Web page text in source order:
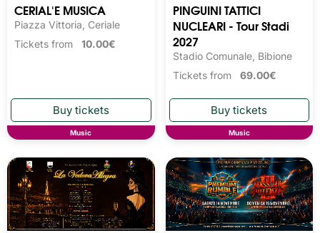
CERIAL'E MUSICA
Piazza Vittoria, Ceriale
Tickets from 10.00€
Music
PINGUINI TATTICI
NUCLEARI - Tour Stadi
2027
Stadio Comunale, Bibione
Tickets from 69.00€
Music